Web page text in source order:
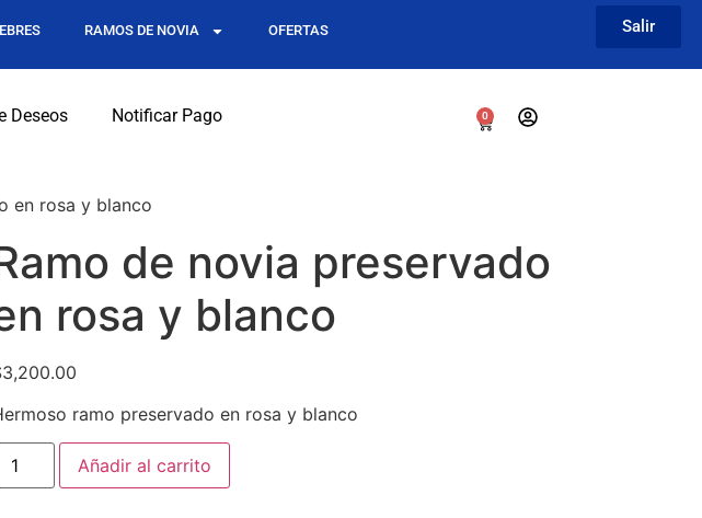
RAMOS DE NOVIA OFERTAS Salir
Deseos Notificar Pago 0
en rosa y blanco
de novia preservado
rosa y blanco
3,200.00
ramo preservado en rosa y blanco
Añadir al carrito